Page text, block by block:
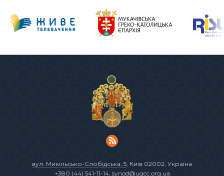
вул. Микільсько-Слобідська, 5 , Київ 02002, Україна
+380 (44) 541-11-14, synod@ugcc.org.ua